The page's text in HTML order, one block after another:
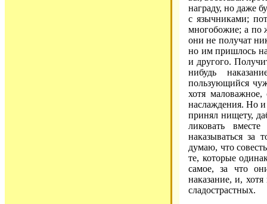
награду, но даже
с язычниками;
многобожие; а по
они не получат
но им пришлось
и другого.
нибудь
пользующийся
хотя
наслаждения. Но и
принял нищету,
ликовать
наказываться за
думаю, что
те, которые
самое, за что
наказание, и,
сладострастных.